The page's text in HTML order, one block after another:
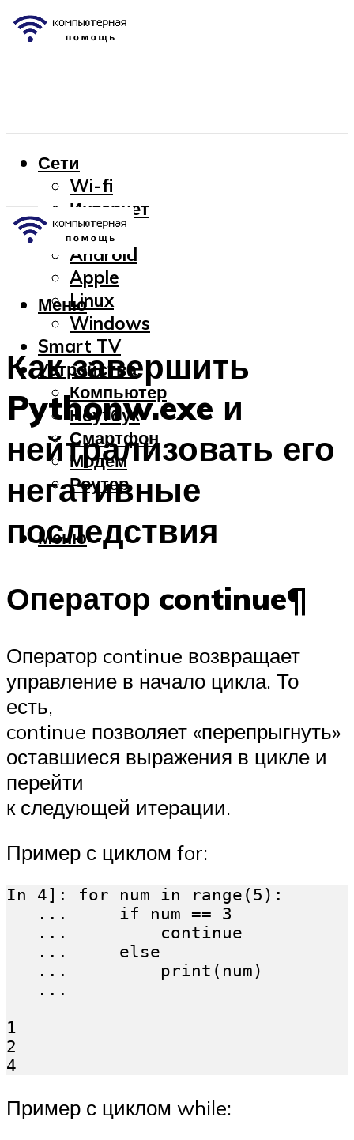
Сети
Wi-fi
Интернет
OC
Android
Apple
Linux
Windows
Smart TV
Устройства
Компьютер
Ноутбук
Смартфон
Модем
Роутер
Меню
Меню
Как завершить
Pythonw.exe и
нейтрализовать его
негативные
последствия
Оператор continue¶
Оператор continue возвращает
управление в начало цикла. То
есть,
continue позволяет «перепрыгнуть»
оставшиеся выражения в цикле и
перейти
к следующей итерации.
Пример с циклом for:
In 4]: for num in range(5):
   ...     if num == 3
   ...         continue
   ...     else
   ...         print(num)
   ...
1
2
Пример с циклом while: